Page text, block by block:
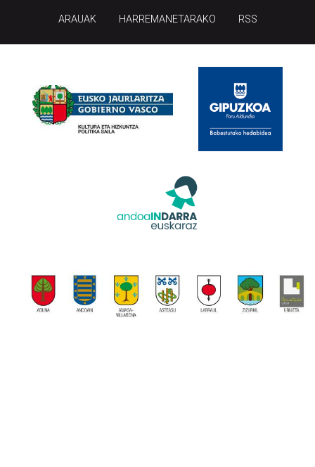
ARAUAK HARREMANETARAKO RSS